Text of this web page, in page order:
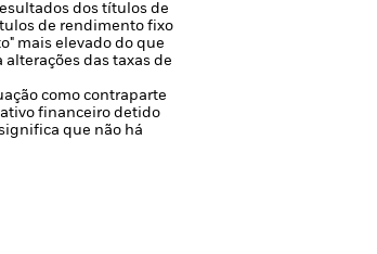
dos títulos de
de rendimento fixo
mais elevado do que
das taxas de
como contraparte
financeiro detido
que não há